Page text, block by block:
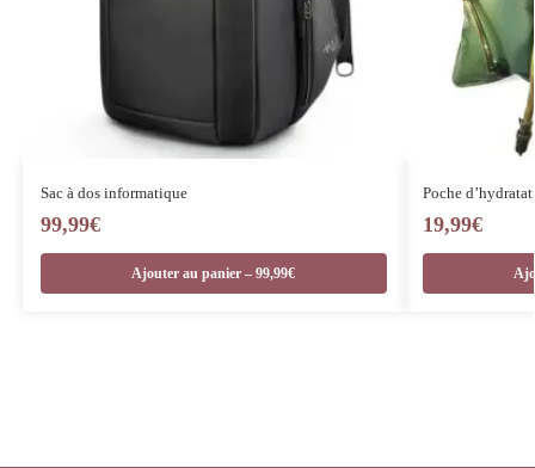
Sac à dos informatique
99,99€
Ajouter au panier – 99,99€
Poche
19,99€